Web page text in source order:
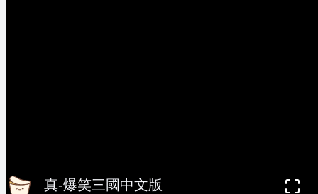
真-爆笑三國中文版